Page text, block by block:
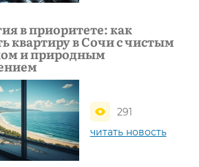
в приоритете: как
квартиру в Сочи с чистым
и природным
291
читать новость